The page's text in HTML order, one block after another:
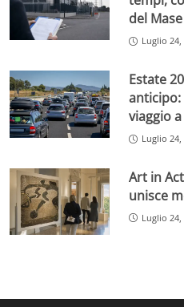
del Mase
Luglio 24,
Estate
viaggio
Luglio 24,
Art in
unisce
Luglio 24,